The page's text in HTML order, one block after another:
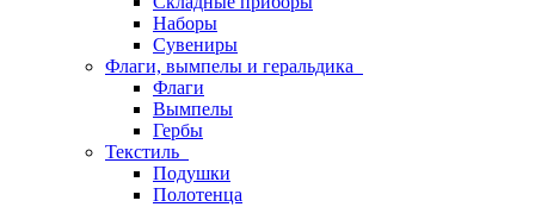
Наборы
Сувениры
Флаги, вымпелы и геральдика
Флаги
Вымпелы
Гербы
Текстиль
Подушки
Полотенца